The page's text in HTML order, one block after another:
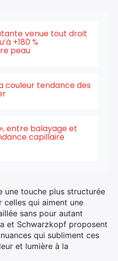
venue tout droit
+180 %
peau
couleur tendance des
entre balayage et
capillaire
une touche plus structurée
qui aiment une
sans pour autant
et Schwarzkopf proposent
qui subliment ces
et lumière à la